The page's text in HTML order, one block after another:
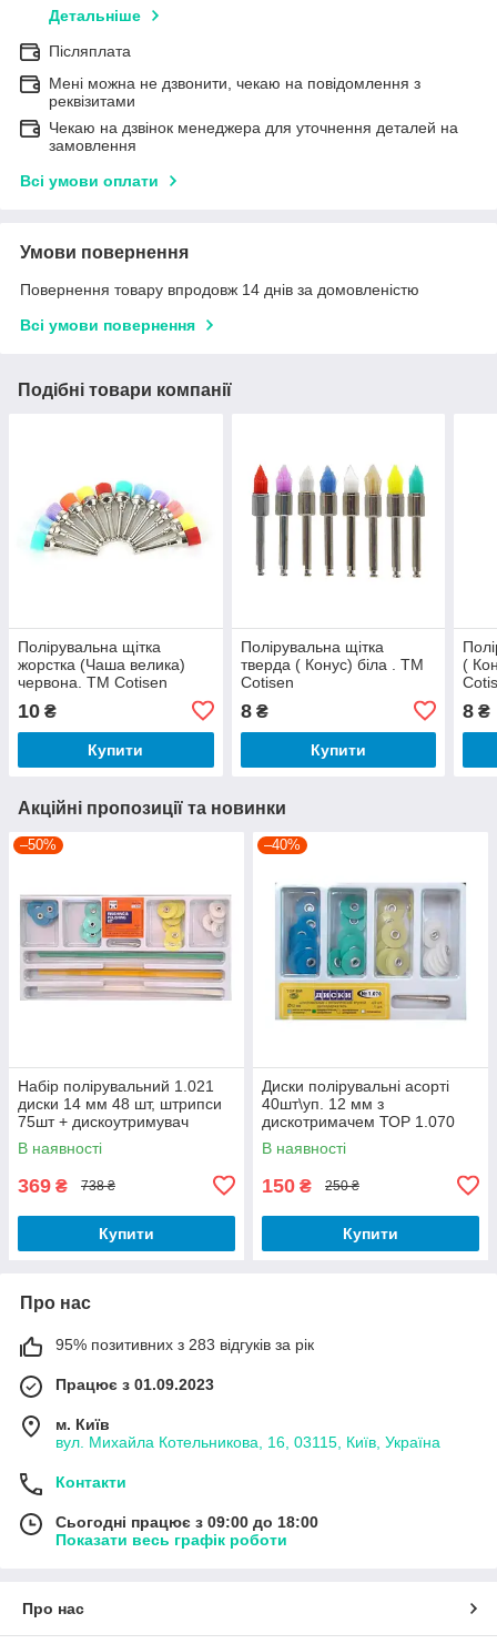
Детальніше
Післяплата
Мені можна не дзвонити, чекаю на повідомлення з
реквізитами
Чекаю на дзвінок менеджера для уточнення деталей на
замовлення
Всі умови оплати
Умови повернення
Повернення товару впродовж 14 днів за домовленістю
Всі умови повернення
Подібні товари компанії
Полірувальна щітка
жорстка (Чаша велика)
червона. ТМ Cotisen
10 ₴
Купити
Полірувальна щітка
тверда ( Конус) біла . ТМ
Cotisen
8₴
Купити
(
8 ₴
Акційні пропозиції та новинки
–50%
Набір полірувальний 1.021
диски 14 мм 48 шт, штрипси
75шт + дискоутримувач
В наявності
369 ₴ 738 ₴
Купити
–40%
Диски полірувальні асорті
40шт\уп. 12 мм з
дискотримачем ТОР 1.070
В наявності
150 ₴ 250 ₴
Купити
Про нас
95% позитивних з 283 відгуків за рік
Працює з 01.09.2023
м. Київ
вул. Михайла Котельникова, 16, 03115, Київ, Україна
Контакти
Сьогодні працює з 09:00 до 18:00
Показати весь графік роботи
Про нас